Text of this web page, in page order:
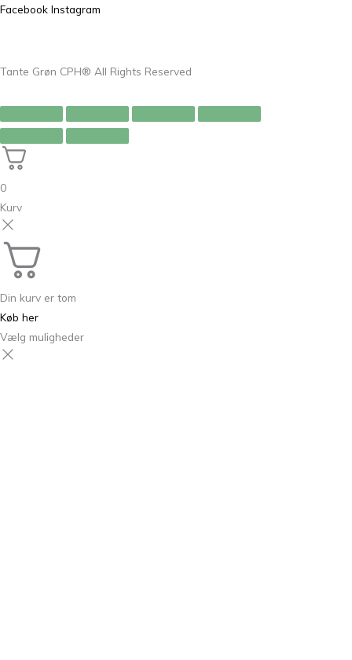
Facebook Instagram
Tante Grøn CPH® All Rights Reserved
0
Kurv
Din kurv er tom
Køb her
Vælg muligheder